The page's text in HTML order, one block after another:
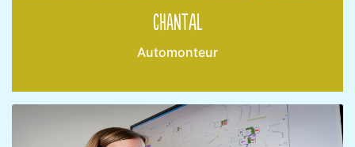
Chantal
Automonteur